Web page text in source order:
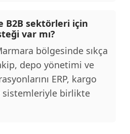
B2B sektörleri için
var mı?
bölgesinde sıkça
depo yönetimi ve
ERP, kargo
sistemleriyle birlikte